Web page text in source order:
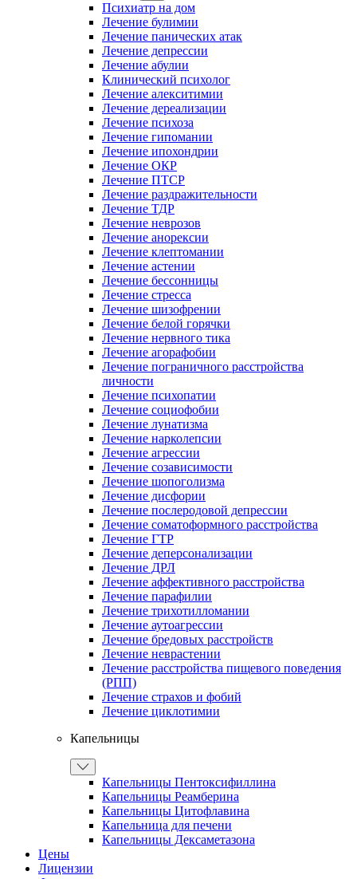
Психиатр на дом
Лечение булимии
Лечение панических атак
Лечение депрессии
Лечение абулии
Клинический психолог
Лечение алекситимии
Лечение дереализации
Лечение психоза
Лечение гипомании
Лечение ипохондрии
Лечение ОКР
Лечение ПТСР
Лечение раздражительности
Лечение ТДР
Лечение неврозов
Лечение анорексии
Лечение клептомании
Лечение астении
Лечение бессонницы
Лечение стресса
Лечение шизофрении
Лечение белой горячки
Лечение нервного тика
Лечение агорафобии
Лечение пограничного расстройства
личности
Лечение психопатии
Лечение социофобии
Лечение лунатизма
Лечение нарколепсии
Лечение агрессии
Лечение созависимости
Лечение шопоголизма
Лечение дисфории
Лечение послеродовой депрессии
Лечение соматоформного расстройства
Лечение ГТР
Лечение деперсонализации
Лечение ДРЛ
Лечение аффективного расстройства
Лечение парафилии
Лечение трихотилломании
Лечение аутоагрессии
Лечение бредовых расстройств
Лечение неврастении
Лечение расстройства пищевого поведения
(РПП)
Лечение страхов и фобий
Лечение циклотимии
Капельницы
Капельницы Пентоксифиллина
Капельницы Реамберина
Капельницы Цитофлавина
Капельница для печени
Капельницы Дексаметазона
Цены
Лицензии